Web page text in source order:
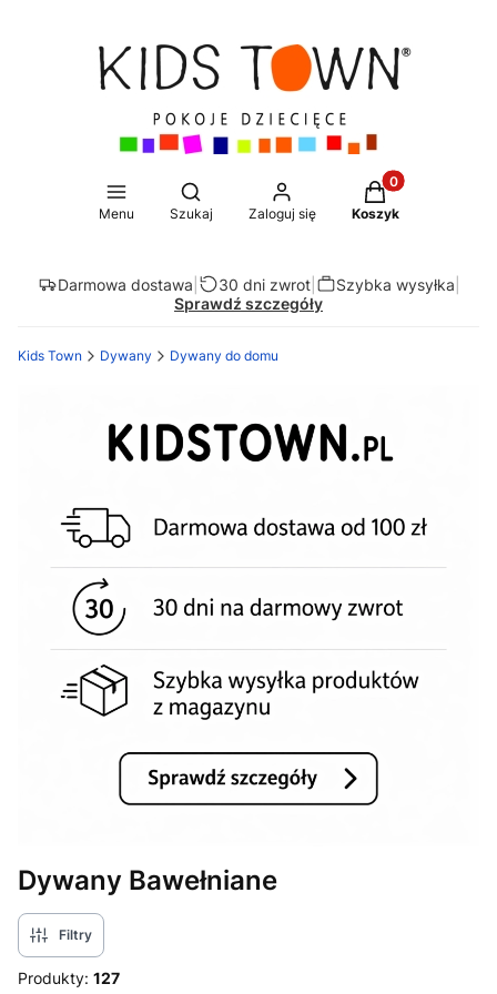
Menu
Otwórz wyszukiwarkę
Szukaj Zaloguj się
Produkty w
Koszyk
Darmowa dostawa 30 dni zwrot| Szybka wysyłka
Sprawdź szczegóły
Kids Town Dywany Dywany do domu
Dywany Bawełniane
Filtry
Produkty: 127